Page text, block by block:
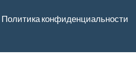
Политика конфиденциальности